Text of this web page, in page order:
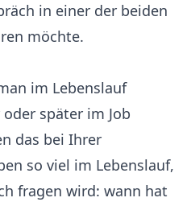
in einer der beiden
möchte.
im Lebenslauf
später im Job
das bei Ihrer
so viel im Lebenslauf,
fragen wird: wann hat